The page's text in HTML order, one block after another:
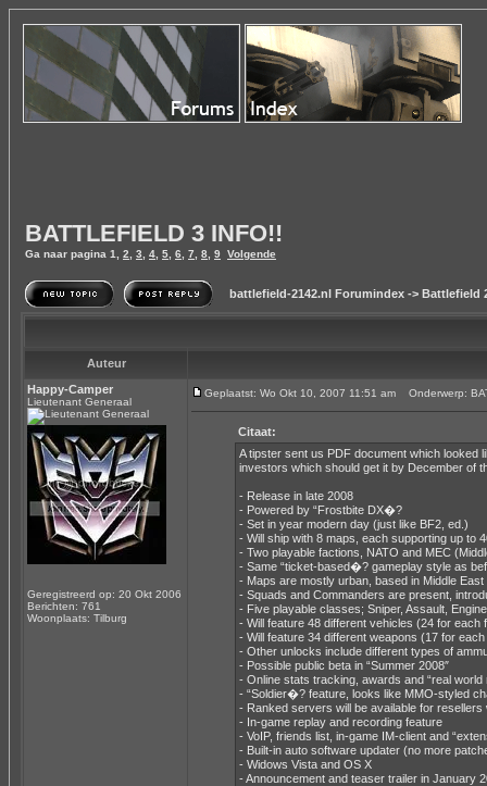
BATTLEFIELD 3 INFO!!
Ga naar pagina 1 2 3 4 5 6 7 8 9 Volgende
battlefield-2142.nl Forumindex -> Battlefield
Auteur
Happy-Camper
Lieutenant Generaal
Geregistreerd op: 20 Okt 2006
Berichten: 761
Woonplaats: Tilburg
Geplaatst: Wo Okt 10, 2007 11:51 am Onderwerp:
Citaat:
A tipster sent us PDF document which looked
investors which should get it by December of
- Release in late 2008
- Powered by “Frostbite DX�?
- Set in year modern day (just like BF2, ed.)
- Will ship with 8 maps, each supporting up to
- Two playable factions, NATO and MEC
- Same “ticket-based�? gameplay style as
- Maps are mostly urban, based in Middle East
- Squads and Commanders are present,
- Five playable classes; Sniper, Assault,
- Will feature 48 different vehicles (24 for each
- Will feature 34 different weapons (17 for
- Other unlocks include different types of
- Possible public beta in “Summer 2008″
- Online stats tracking, awards and “real
- “Soldier�? feature, looks like MMO-styled
- Ranked servers will be available for
- In-game replay and recording feature
- VoIP, friends list, in-game IM-client and
- Built-in auto software updater (no more
- Widows Vista and OS X
- Announcement and teaser trailer in January